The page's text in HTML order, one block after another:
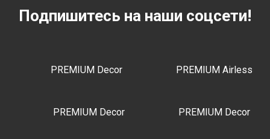
Подпишитесь на наши соцсети!
PREMIUM Decor PREMIUM Airless
PREMIUM Decor PREMIUM Decor